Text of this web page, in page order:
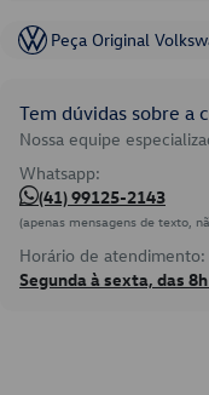
Peça Original
Tem dúvidas sobre a
Nossa equipe
Whatsapp:
(41) 99125-2143
(apenas mensagens de texto,
Horário de atendimento:
Segunda à sexta, das